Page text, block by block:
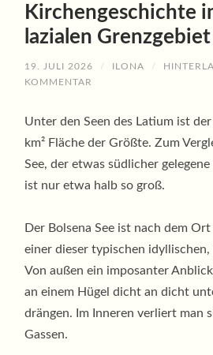
Kirchengeschichte
lazialen Grenzgebiet
19. JULI 2026 / ILONA /
KOMMENTAR
Unter den Seen des Latium ist
km² Fläche der Größte. Zum
See, der etwas südlicher
ist nur etwa halb so groß.
Der Bolsena See ist nach dem
einer dieser typischen
Von außen ein imposanter
an einem Hügel dicht an dicht
drängen. Im Inneren verliert man
Gassen.